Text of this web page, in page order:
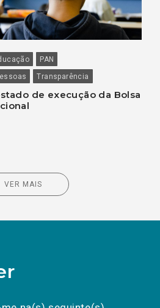
PAN
Transparência
de execução da Bolsa
VER MAIS